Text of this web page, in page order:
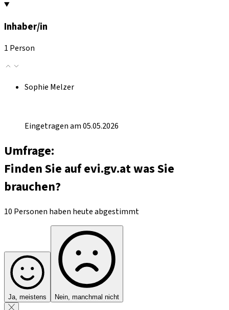
Inhaber/in
1 Person
Sophie Melzer
Eingetragen am 05.05.2026
Umfrage:
Finden Sie auf evi.gv.at was Sie
brauchen?
10 Personen haben heute abgestimmt
Ja, meistens Nein, manchmal nicht